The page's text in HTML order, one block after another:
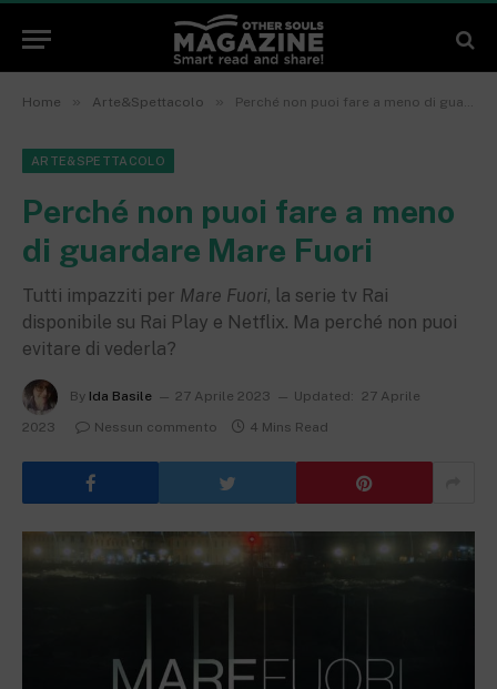
Home » Arte&Spettacolo » Perché non puoi fare a meno di guardare Mare Fuori
ARTE&SPETTACOLO
Perché non puoi fare a meno
di guardare Mare Fuori
Tutti impazziti per Mare Fuori, la serie tv Rai
disponibile su Rai Play e Netflix. Ma perché non puoi
evitare di vederla?
By Ida Basile 27 Aprile 2023 Updated:
27 Aprile
2023
Nessun commento 4 Mins Read